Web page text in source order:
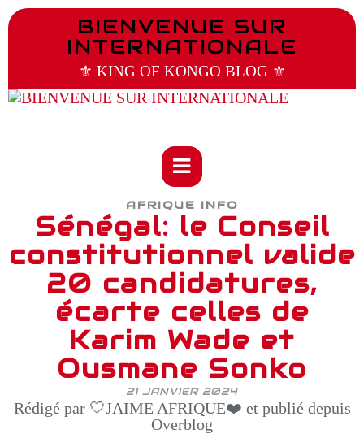
BIENVENUE SUR
INTERNATIONALE
⚜️ KING OF KONGO BLOG ⚜️
AFRIQUE INFO
Sénégal: le Conseil
constitutionnel valide
20 candidatures,
écarte celles de
Karim Wade et
Ousmane Sonko
21 JANVIER 2024
Rédigé par 🤍JAIME AFRIQUE❤️ et publié depuis
Overblog